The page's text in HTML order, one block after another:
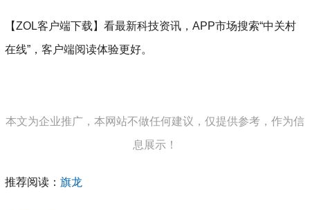
【ZOL客户端下载】看最新科技资讯，APP市场搜索“中关村
在线”，客户端阅读体验更好。
本文为企业推广，本网站不做任何建议，仅提供参考，作为信
息展示！
推荐阅读：旗龙